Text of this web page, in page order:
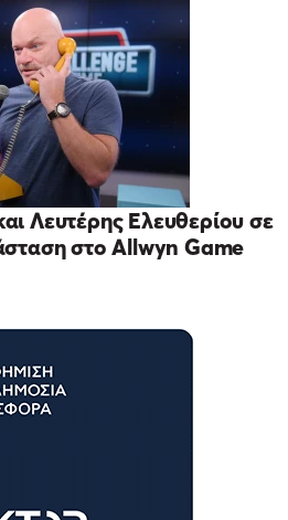
Λευτέρης Ελευθερίου σε
στο Allwyn Game